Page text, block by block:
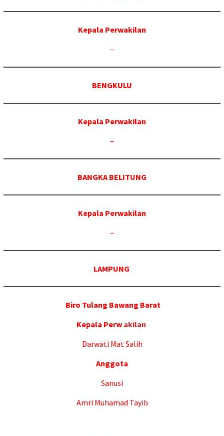
Kepala Perwakilan
–
BENGKULU
Kepala Perwakilan
–
BANGKA BELITUNG
Kepala Perwakilan
–
LAMPUNG
Biro Tulang Bawang Barat
Kepala Perw akilan
Darwati Mat Salih
Anggota
Sanusi
Amri Muhamad Tayib